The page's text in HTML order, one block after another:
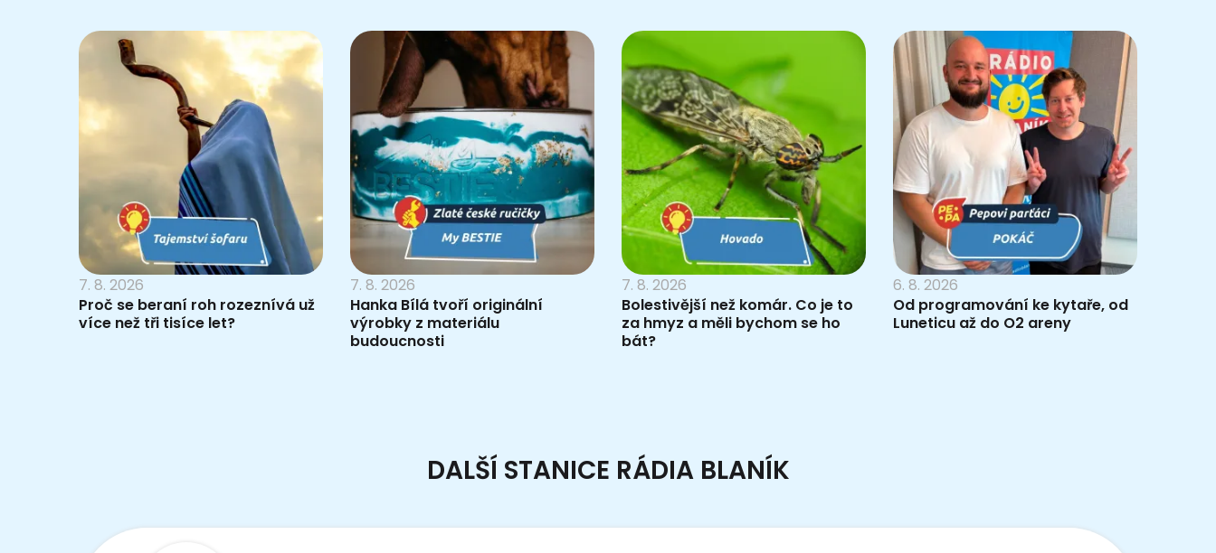
7. 8. 2026
Proč se beraní roh rozeznívá už
více než tři tisíce let?
7. 8. 2026
Hanka Bílá tvoří originální
výrobky z materiálu
budoucnosti
7. 8. 2026
Bolestivější než komár. Co je to
za hmyz a měli bychom se ho
bát?
6. 8. 2026
Od programování ke kytaře, od
Luneticu až do O2 areny
DALŠÍ STANICE RÁDIA BLANÍK